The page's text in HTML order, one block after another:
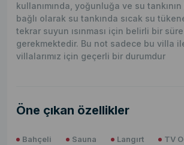
kullanımında, yoğunluğa ve su
bağlı olarak su tankında sıcak su
tekrar suyun ısınması için belirli bir
gerekmektedir. Bu not sadece bu villa
villalarımız için geçerli bir durumdur
Öne çıkan özellikler
Bahçeli Sauna Langırt
TV